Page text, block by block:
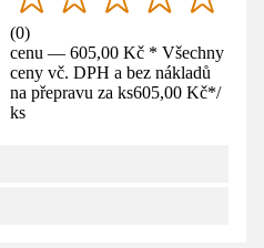
(0)
cenu — 605,00 Kč * Všechny
ceny vč. DPH a bez nákladů
na přepravu za ks605,00 Kč*/
ks